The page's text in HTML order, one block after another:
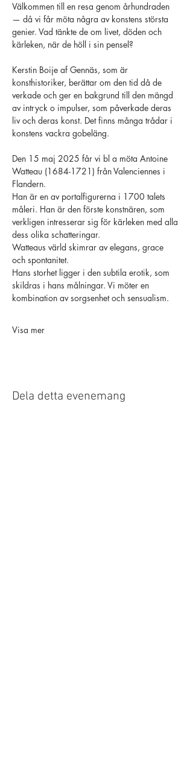
Välkommen till en resa genom århundraden
— då vi får möta några av konstens största
genier. Vad tänkte de om livet, döden och
kärleken, när de höll i sin pensel?
Kerstin Boije af Gennäs, som är
konsthistoriker, berättar om den tid då de
verkade och ger en bakgrund till den mängd
av intryck o impulser, som påverkade deras
liv och deras konst. Det finns många trådar i
konstens vackra gobeläng.
Den 15 maj 2025 får vi bl a möta Antoine
Watteau (1684-1721) från Valenciennes i
Flandern.
Han är en av portalfigurerna i 1700 talets
måleri. Han är den förste konstnären, som
verkligen intresserar sig för kärleken med alla
dess olika schatteringar.
Watteaus värld skimrar av elegans, grace
och spontanitet.
Hans storhet ligger i den subtila erotik, som
skildras i hans målningar. Vi möter en
kombination av sorgsenhet och sensualism.
Visa mer
Dela detta evenemang